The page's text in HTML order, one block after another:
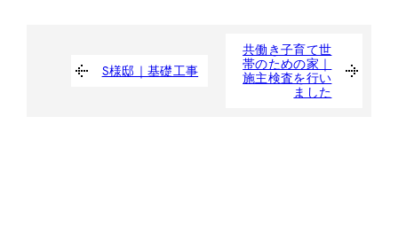
S様邸｜基礎工事
共働き子育て世
帯のための家｜
施主検査を行い
ました